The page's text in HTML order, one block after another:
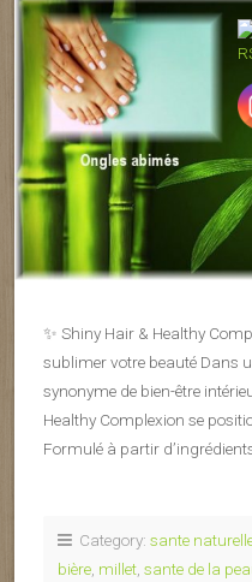
✨ Shiny Hair & Healthy
sublimer votre beauté Dans
synonyme de bien-être
Healthy Complexion se
Formulé à partir
Category: sante
bière millet sante de la